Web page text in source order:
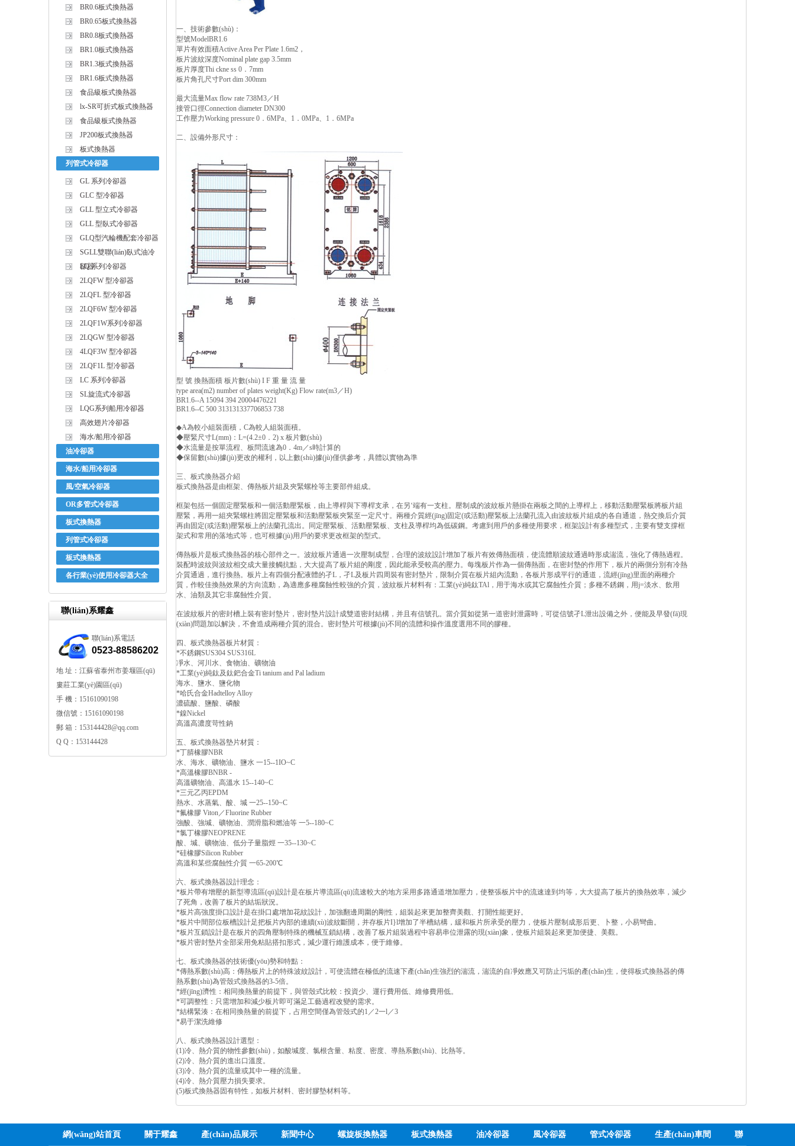
BR0.6板式換熱器
BR0.65板式換熱器
BR0.8板式換熱器
BR1.0板式換熱器
BR1.3板式換熱器
BR1.6板式換熱器
食品級板式換熱器
lx-SR可折式板式換熱器
食品級板式換熱器
JP200板式換熱器
板式換熱器
列管式冷卻器
GL 系列冷卻器
GLC 型冷卻器
GLL 型立式冷卻器
GLL 型臥式冷卻器
GLQ型汽輪機配套冷卻器
SGLL雙聯(lián)臥式油冷
卻器
LQ 系列冷卻器
2LQFW 型冷卻器
2LQFL 型冷卻器
2LQF6W 型冷卻器
2LQF1W系列冷卻器
2LQGW 型冷卻器
4LQF3W 型冷卻器
2LQF1L 型冷卻器
LC 系列冷卻器
SL旋流式冷卻器
LQG系列船用冷卻器
高效翅片冷卻器
海水/船用冷卻器
油冷卻器
海水/船用冷卻器
風/空氣冷卻器
OR多管式冷卻器
板式換熱器
列管式冷卻器
板式換熱器
各行業(yè)使用冷卻器大全
聯(lián)系耀鑫
聯(lián)系電話
0523-88586202
地 址：江蘇省泰州市姜堰區(qū)
婁莊工業(yè)園區(qū)
手 機：15161090198
微信號：15161090198
郵 箱：153144428@qq.com
Q Q：153144428
一、技術參數(shù)：
型號ModelBR1.6
單片有效面積Active Area Per Plate 1.6m2，
板片波紋深度Nominal plate gap 3.5mm
板片厚度Thi ckne ss 0．7mm
板片角孔尺寸Port dim 300mm
最大流量Max flow rate 738M3／H
接管口徑Connection diameter DN300
工作壓力Working pressure 0．6MPa、1．0MPa、1．6MPa
二、設備外形尺寸：
型 號 換熱面積 板片數(shù) I F 重 量 流 量
type area(m2) number of plates weight(Kg) Flow rate(m3／H)
BR1.6--A 15094 394 20004476221
BR1.6--C 500 313131337706853 738
◆A為較小組裝面積，C為較人組裝面積。
◆壓緊尺寸L(mm)：L=(4.2±0．2) x 板片數(shù)
◆水流量是按單流程、板問流速為0．4m／s時計算的
◆保留數(shù)據(jù)更改的權利，以上數(shù)據(jù)僅供參考，具體以實物為準
三、板式換熱器介紹
板式換熱器是由框架、傳熱板片組及夾緊螺栓等主要部件組成。
框架包括一個固定壓緊板和一個活動壓緊板，由上導桿與下導桿支承，在另‘端有一支柱。壓制成的波紋板片懸掛在兩板之間的上導桿上，移動活動壓緊板將板片組
壓緊，再用一組夾緊螺柱將固定壓緊板和活動壓緊板夾緊至一定尺寸。兩種介質經(jīng)固定(或活動)壓緊板上法蘭孔流入由波紋板片組成的各自通道，熱交換后介質
再由固定(或活動)壓緊板上的法蘭孔流出。同定壓緊板、活動壓緊板、支柱及導桿均為低碳鋼。考慮到用戶的多種使用要求，框架設計有多種型式，主要有雙支撐框
架式和常用的落地式等，也可根據(jù)用戶的要求更改框架的型式。
傳熱板片是板式換熱器的核心部件之一。波紋板片通過一次壓制成型，合理的波紋設計增加了板片有效傳熱面積，使流體順波紋通過時形成湍流，強化了傳熱過程。
裝配時波紋與波紋相交成大量接觸抗點，大大提高了板片組的剛度，因此能承受較高的壓力。每塊板片作為一個傳熱面，在密封墊的作用下，板片的兩側分別有冷熱
介質通過，進行換熱。板片上有四個分配液體的孑L，孑L及板片四周裝有密封墊片，限制介質在板片組內流動，各板片形成平行的通道，流經(jīng)里面的兩種介
質，作較佳換熱效果的方向流動，為適應多種腐蝕性較強的介質，波紋板片材料有：工業(yè)純鈦TAl，用于海水或其它腐蝕性介質；多種不銹鋼，用j=淡水、飲用
水、油類及其它非腐蝕性介質。
在波紋板片的密封槽上裝有密封墊片，密封墊片設計成雙道密封結構，并且有信號孔。當介質如從第一道密封泄露時，可從信號孑L泄出設備之外，便能及早發(fā)現
(xiàn)問題加以解決，不會造成兩種介質的混合。密封墊片可根據(jù)不同的流體和操作溫度選用不同的膠種。
四、板式換熱器板片材質：
*不銹鋼SUS304 SUS316L
凈水、河川水、食物油、礦物油
*工業(yè)純鈦及鈦鈀合金Ti tanium and Pal ladium
海水、鹽水、鹽化物
*哈氏合金Hadtelloy Alloy
濃硫酸、鹽酸、磷酸
*鎳Nickel
高溫高濃度苛性鈉
五、板式換熱器墊片材質：
*丁腈橡膠NBR
水、海水、礦物油、鹽水 一15--1IO~C
*高溫橡膠BNBR -
高溫礦物油、高溫水 15--140~C
*三元乙丙EPDM
熱水、水蒸氣、酸、堿 一25--150~C
*氟橡膠 Viton／Fluorine Rubber
強酸、強堿、礦物油、潤滑脂和燃油等 一5--180~C
*氯丁橡膠NEOPRENE
酸、堿、礦物油、低分子量脂烴 一35--130~C
*硅橡膠Silicon Rubber
高溫和某些腐蝕性介質 一65-200℃
六、板式換熱器設計理念：
*板片帶有增壓的新型導流區(qū)設計是在板片導流區(qū)流速較大的地方采用多路通道增加壓力，使整張板片中的流速達到均等，大大提高了板片的換熱效率，減少
了死角，改善了板片的結垢狀況。
*板片高強度掛口設計是在掛口處增加花紋設計，加強翻邊周圍的剛性，組裝起來更加整齊美觀、打開性能更好。
*板片中間部位板槽設計足把板片內部的連續(xù)波紋斷開，并存板片I}l增加了半槽結構，緩和板片所承受的壓力，使板片壓制成形后更、卜整，小易彎曲。
*板片互鎖設計是在板片的四角壓制特殊的機械互鎖結構，改善了板片組裝過程中容易串位泄露的現(xiàn)象，使板片組裝起來更加便捷、美觀。
*板片密封墊片全部采用免粘貼搭扣形式，減少運行維護成本，便于維修。
七、板式換熱器的技術優(yōu)勢和特點：
*傳熱系數(shù)高：傳熱板片上的特殊波紋設計，可使流體在極低的流速下產(chǎn)生強烈的湍流，湍流的自凈效應又可防止污垢的產(chǎn)生，使得板式換熱器的傳
熱系數(shù)為管殼式換熱器的3-5倍。
*經(jīng)濟性：相同換熱量的前提下，與管殼式比較：投資少、運行費用低、維修費用低。
*可調整性：只需增加和減少板片即可滿足工藝過程改變的需求。
*結構緊湊：在相同換熱量的前提下，占用空間僅為管殼式的1／2一l／3
*易于潔洗維修
八、板式換熱器設計選型：
(1)冷、熱介質的物性參數(shù)，如酸堿度、氯根含量、粘度、密度、導熱系數(shù)、比熱等。
(2)冷、熱介質的進出口溫度。
(3)冷、熱介質的流量或其中一種的流量。
(4)冷、熱介質壓力損失要求。
(5)板式換熱器固有特性，如板片材料、密封膠墊材料等。
網(wǎng)站首頁 關于耀鑫 產(chǎn)品展示 新聞中心 螺旋板換熱器 板式換熱器 油冷卻器 風冷卻器 管式冷卻器 生產(chǎn)車間 聯